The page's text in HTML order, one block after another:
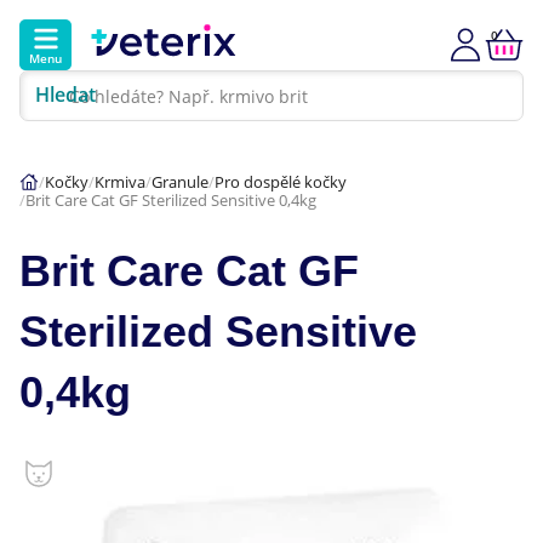
Menu
Hledat
0
Hlavní kategorie
Akce
Psi
Kočky
Veterinární diety
Kočky Krmiva Granule Pro dospělé kočky
Brit Care Cat GF Sterilized Sensitive 0,4kg
Brit Care Cat GF
Sterilized Sensitive
0,4kg